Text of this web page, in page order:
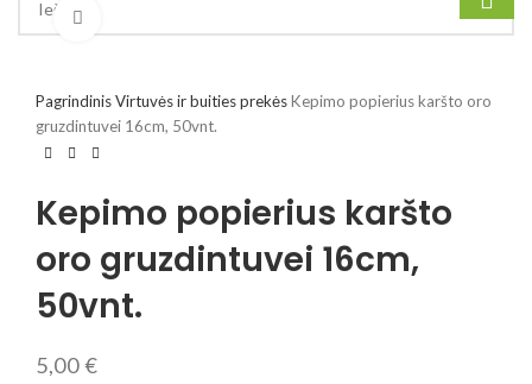
PagrindinisVirtuvės ir buities prekėsKepimo popierius karšto oro
gruzdintuvei 16cm, 50vnt.
Kepimo popierius karšto
oro gruzdintuvei 16cm,
50vnt.
5,00€